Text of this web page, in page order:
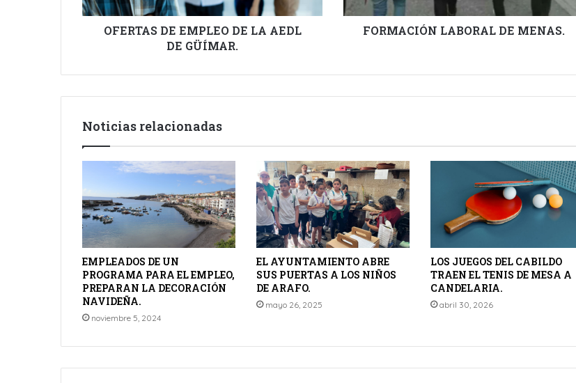
OFERTAS DE EMPLEO DE LA AEDL
DE GÜÍMAR.
FORMACIÓN LABORAL DE MENAS.
Noticias relacionadas
EMPLEADOS DE UN
PROGRAMA PARA EL EMPLEO,
PREPARAN LA DECORACIÓN
NAVIDEÑA.
noviembre 5, 2024
EL AYUNTAMIENTO ABRE
SUS PUERTAS A LOS NIÑOS
DE ARAFO.
mayo 26, 2025
LOS JUEGOS DEL CABILDO
TRAEN EL TENIS DE MESA A
CANDELARIA.
abril 30, 2026